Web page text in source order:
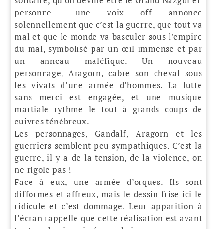
personne… une voix off annonce
solennellement que c’est la guerre, que tout va
mal et que le monde va basculer sous l’empire
du mal, symbolisé par un œil immense et par
un anneau maléfique. Un nouveau
personnage, Aragorn, cabre son cheval sous
les vivats d’une armée d’hommes. La lutte
sans merci est engagée, et une musique
martiale rythme le tout à grands coups de
cuivres ténébreux.
Les personnages, Gandalf, Aragorn et les
guerriers semblent peu sympathiques. C’est la
guerre, il y a de la tension, de la violence, on
ne rigole pas !
Face à eux, une armée d’orques. Ils sont
difformes et affreux, mais le dessin frise ici le
ridicule et c’est dommage. Leur apparition à
l’écran rappelle que cette réalisation est avant